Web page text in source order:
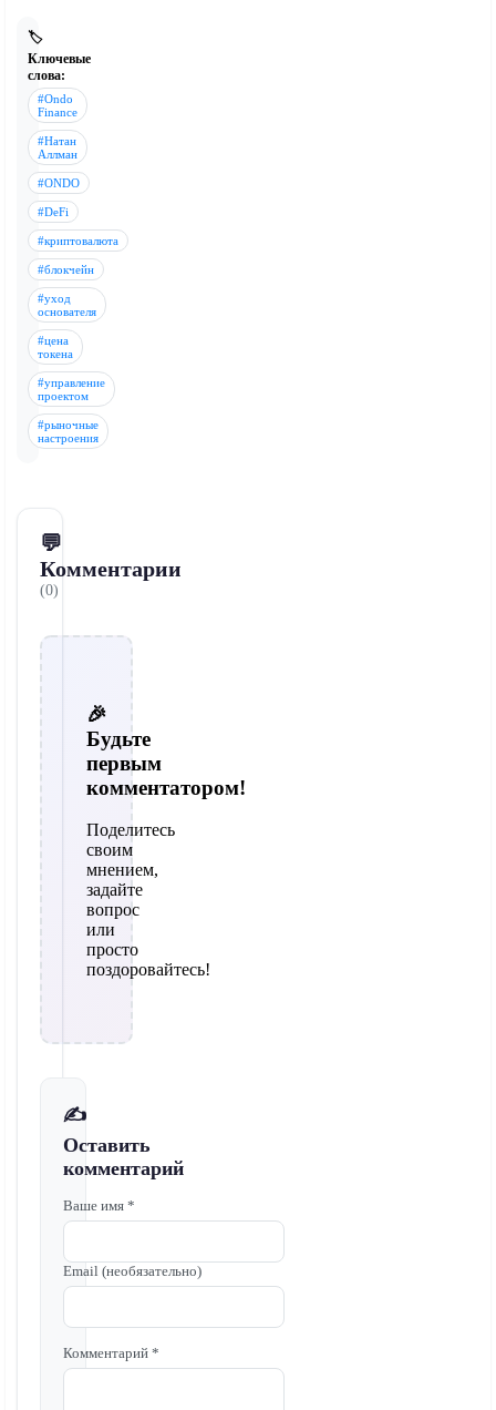
🏷️
Ключевые
слова:
#Ondo
Finance
#Натан
Аллман
#ONDO
#DeFi
#криптовалюта
#блокчейн
#уход
основателя
#цена
токена
#управление
проектом
#рыночные
настроения
💬
Комментарии
(0)
🎉
Будьте
первым
комментатором!
Поделитесь
своим
мнением,
задайте
вопрос
или
просто
поздоровайтесь!
✍️
Оставить
комментарий
Ваше имя *
Email (необязательно)
Комментарий *